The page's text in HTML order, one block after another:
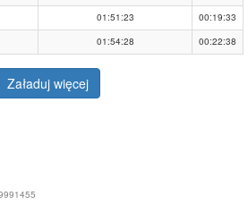
01:51:23
00:19:33
01:54:28 00:22:38
Załaduj więcej